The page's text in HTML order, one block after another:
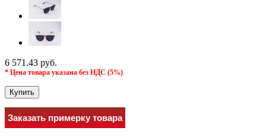
6 571.43 руб.
* Цена товара указана без НДС (5%)
Купить
Заказать примерку товара